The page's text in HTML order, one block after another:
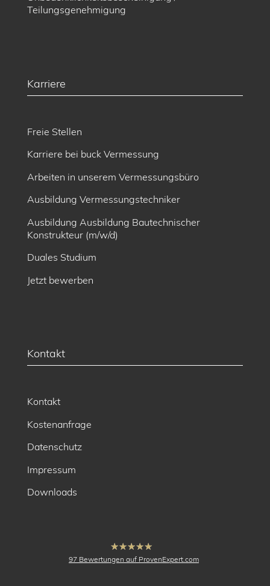
Teilungsgenehmigung
Karriere
Freie Stellen
Karriere bei buck Vermessung
Arbeiten in unserem Vermessungsbüro
Ausbildung Vermessungstechniker
Ausbildung Ausbildung Bautechnischer
Konstrukteur (m/w/d)
Duales Studium
Jetzt bewerben
Kontakt
Kontakt
Kostenanfrage
Datenschutz
Impressum
Downloads
hat4.91
von5
97Bewertungen auf ProvenExpert.com